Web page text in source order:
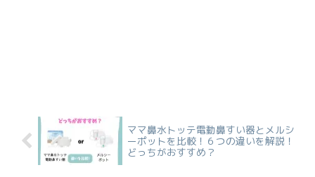
ママ鼻水トッテ電動鼻すい器とメルシ
ーポットを比較！６つの違いを解説！
どっちがおすすめ？